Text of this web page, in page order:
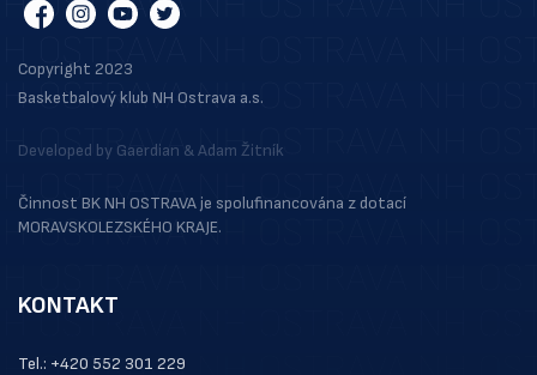
Copyright 2023
Basketbalový klub NH Ostrava a.s.
Developed by Gaerdian &Adam Žitník
Činnost BK NH OSTRAVA je spolufinancována z dotací
MORAVSKOLEZSKÉHO KRAJE.
KONTAKT
Tel.: +420 552 301 229